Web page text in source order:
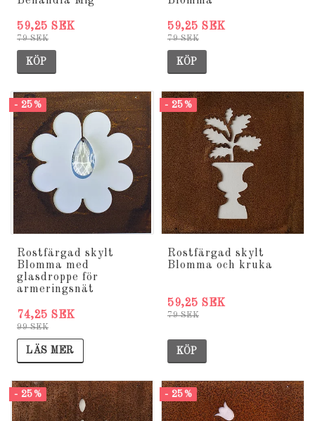
79 SEK
59,25 SEK
KÖP
79 SEK
59,25 SEK
KÖP
- 25%
Rostfärgad skylt
Blomma med
glasdroppe för
armeringsnät
99 SEK
74,25 SEK
LÄS MER
- 25%
Rostfärgad skylt
Blomma och kruka
79 SEK
59,25 SEK
KÖP
- 25% - 25%